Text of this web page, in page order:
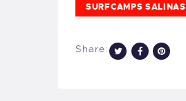
SURFCAMPS SALINAS
Share: